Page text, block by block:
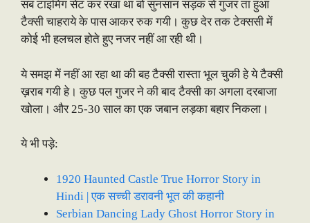
सब टाइमिंग सेट कर रखा था बो सुनसान सड़क से गुजर ता हुआ
टैक्सी चाहराये के पास आकर रुक गयी। कुछ देर तक टेक्ससी में
कोई भी हलचल होते हुए नजर नहीं आ रही थी।
ये समझ में नहीं आ रहा था की बह टैक्सी रास्ता भूल चुकी हे ये टैक्सी
ख़राब गयी हे। कुछ पल गुजर ने की बाद टैक्सी का अगला दरबाजा
खोला। और 25-30 साल का एक जबान लड़का बहार निकला।
ये भी पड़े:
1920 Haunted Castle True Horror Story in
Hindi | एक सच्ची डरावनी भूत की कहानी
Serbian Dancing Lady Ghost Horror Story in